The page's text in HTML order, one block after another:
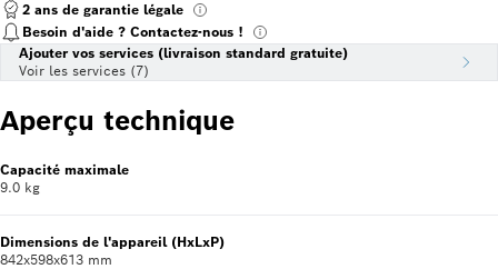
2 ans de garantie légale
Besoin d'aide ? Contactez-nous !
Ajouter vos services (livraison standard gratuite)
Voir les services (7)
Aperçu technique
Capacité maximale
9.0 kg
Dimensions de l'appareil (HxLxP)
842x598x613 mm